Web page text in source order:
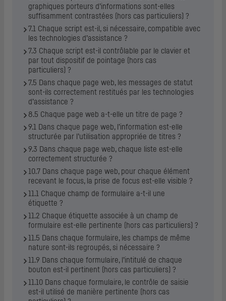
graphiques porteurs d’informations sont-elles
suffisamment contrastées (hors cas particuliers) ?
7.1 Chaque script est-il, si nécessaire, compatible avec
les technologies d’assistance ?
7.3 Chaque script est-il contrôlable par le clavier et
par tout dispositif de pointage (hors cas
particuliers) ?
7.5 Dans chaque page web, les messages de statut
sont-ils correctement restitués par les technologies
d’assistance ?
8.5 Chaque page web a-t-elle un titre de page ?
9.1 Dans chaque page web, l’information est-elle
structurée par l’utilisation appropriée de titres ?
9.3 Dans chaque page web, chaque liste est-elle
correctement structurée ?
10.7 Dans chaque page web, pour chaque élément
recevant le focus, la prise de focus est-elle visible ?
11.1 Chaque champ de formulaire a-t-il une
étiquette ?
11.2 Chaque étiquette associée à un champ de
formulaire est-elle pertinente (hors cas particuliers) ?
11.5 Dans chaque formulaire, les champs de même
nature sont-ils regroupés, si nécessaire ?
11.9 Dans chaque formulaire, l’intitulé de chaque
bouton est-il pertinent (hors cas particuliers) ?
11.10 Dans chaque formulaire, le contrôle de saisie
est-il utilisé de manière pertinente (hors cas